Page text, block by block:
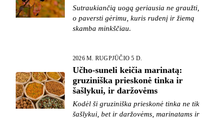
Sutraukiančią uogą geriausia ne graužti,
o paversti gėrimu, kuris rudenį ir žiemą
skamba minkščiau.
2026 M. RUGPJŪČIO 5 D.
Učho-suneli keičia marinatą:
gruziniška prieskonė tinka ir
šašlykui, ir daržovėms
Kodėl ši gruziniška prieskonė tinka ne tik
šašlykui, bet ir daržovėms, marinatams ir